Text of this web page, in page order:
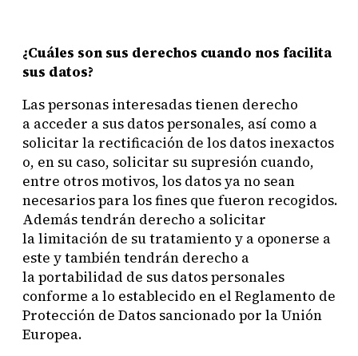
¿Cuáles son sus derechos cuando nos facilita
sus datos?
Las personas interesadas tienen derecho
a acceder a sus datos personales, así como a
solicitar la rectificación de los datos inexactos
o, en su caso, solicitar su supresión cuando,
entre otros motivos, los datos ya no sean
necesarios para los fines que fueron recogidos.
Además tendrán derecho a solicitar
la limitación de su tratamiento y a oponerse a
este y también tendrán derecho a
la portabilidad de sus datos personales
conforme a lo establecido en el Reglamento de
Protección de Datos sancionado por la Unión
Europea.